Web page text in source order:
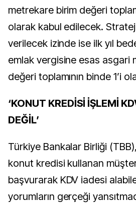
metrekare birim değeri
olarak kabul edilecek.
verilecek izinde ise ilk yıl
emlak vergisine esas asgari
değeri toplamının binde 1’i
‘KONUT KREDİSİ İŞLEMİ
DEĞİL’
Türkiye Bankalar Birliği
konut kredisi kullanan
başvurarak KDV iadesi
yorumların gerçeği